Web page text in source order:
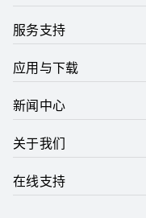
服务支持
应用与下载
新闻中心
关于我们
在线支持